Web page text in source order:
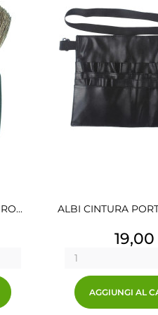
ALBI CINTURA
AGGIUNGI AL